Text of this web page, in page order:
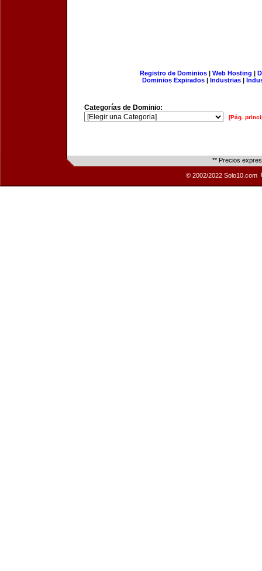
Registro de Dominios| Web Hosting |
Dominios Expirados | Industrias |
Categorías de Dominio:
[Pág.
** Precios
© 2002/2022 Solo10.com